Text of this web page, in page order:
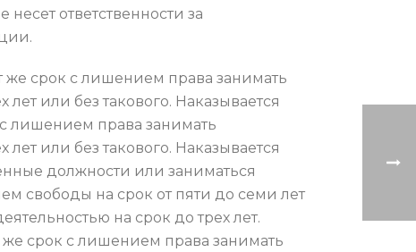
ответственности за
срок с лишением права занимать
или без такового. Наказывается
лишением права занимать
или без такового. Наказывается
должности или заниматься
свободы на срок от пяти до семи лет
на срок до трех лет.
срок с лишением права занимать